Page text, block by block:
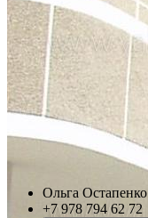
Ольга Остапенко
+7 978 794 62 72